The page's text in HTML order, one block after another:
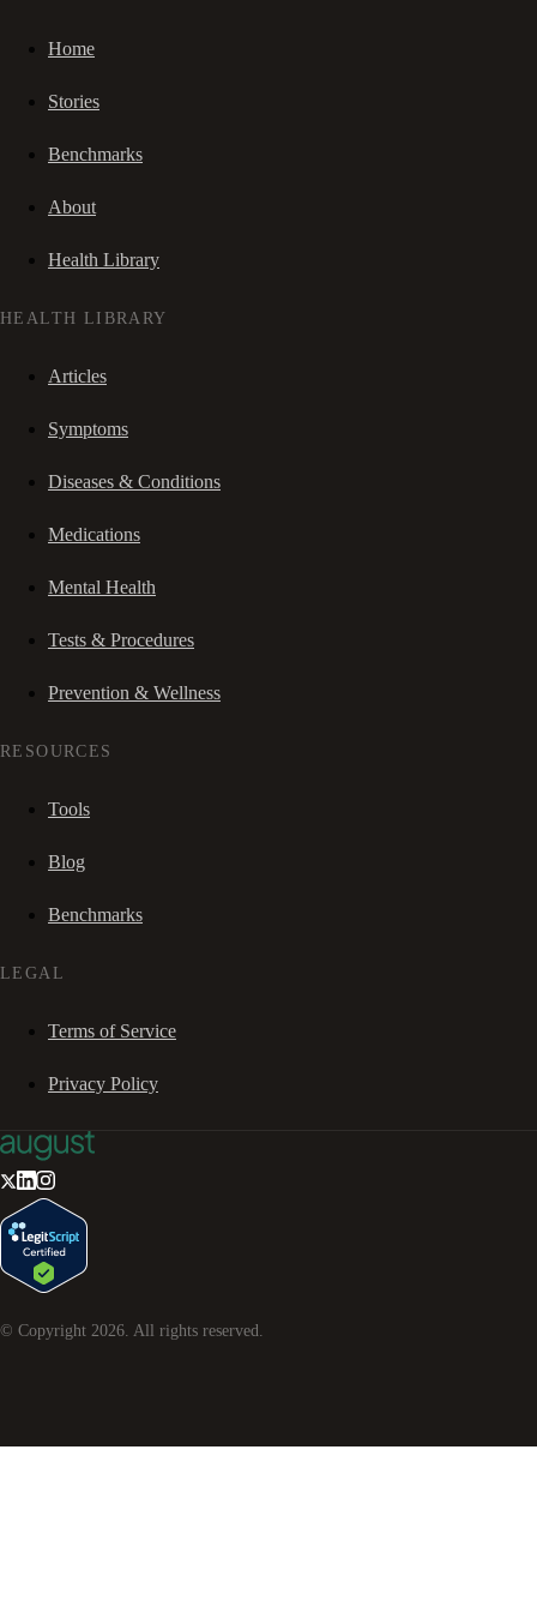
Home
Stories
Benchmarks
About
Health Library
HEALTH LIBRARY
Articles
Symptoms
Diseases & Conditions
Medications
Mental Health
Tests & Procedures
Prevention & Wellness
RESOURCES
Tools
Blog
Benchmarks
LEGAL
Terms of Service
Privacy Policy
© Copyright 2026 . All rights reserved.